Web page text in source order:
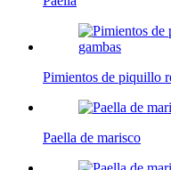
Pimientos de piquillo
Paella de marisco